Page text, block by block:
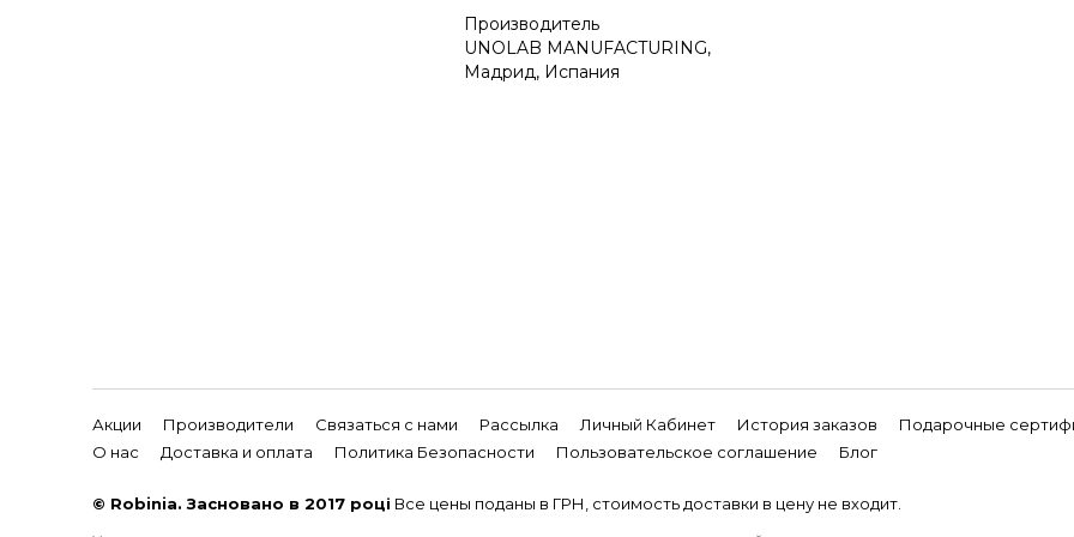
Производитель
UNOLAB MANUFACTURING,
Мадрид, Испания
Акции Производители Связаться с нами Рассылка Личный Кабинет История заказов
Подарочные
О нас
Доставка и оплата Политика Безопасности Пользовательское соглашение Блог
© Robinia. Засновано в 2017 році Все цены поданы в ГРН, стоимость доставки в цену не входит.